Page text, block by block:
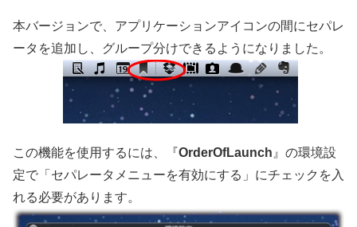
本バージョンで、アプリケーションアイコンの間にセパレ
ータを追加し、グループ分けできるようになりました。
この機能を使用するには、『OrderOfLaunch 』の環境設
定で「セパレータメニューを有効にする」にチェックを入
れる必要があります。